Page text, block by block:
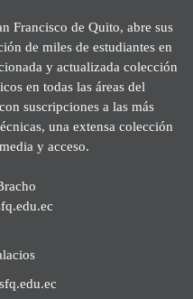
Francisco de Quito, abre sus
de miles de estudiantes en
y actualizada colección
en todas las áreas del
suscripciones a las más
una extensa colección
y acceso.